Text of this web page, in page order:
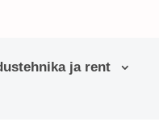
ja rent